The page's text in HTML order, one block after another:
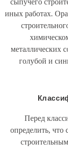
сыпучего
иных работах.
металлических
голубой и
Перед
определить, что